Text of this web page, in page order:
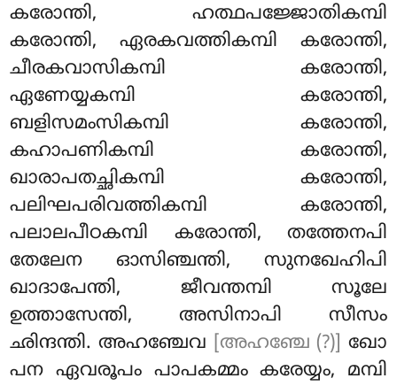
കരോന്തി, ഹത്ഥപജ്ജോതികമ്പി
കരോന്തി, ഏരകവത്തികമ്പി കരോന്തി,
ചീരകവാസികമ്പി കരോന്തി,
ഏണേയ്യകമ്പി കരോന്തി,
ബളിസമംസികമ്പി കരോന്തി,
കഹാപണികമ്പി കരോന്തി,
ഖാരാപതച്ഛികമ്പി കരോന്തി,
പലിഘപരിവത്തികമ്പി കരോന്തി,
പലാലപീഠകമ്പി കരോന്തി, തത്തേനപി
തേലേന ഓസിഞ്ചന്തി, സുനഖേഹിപി
ഖാദാപേന്തി, ജീവന്തമ്പി സൂലേ
ഉത്താസേന്തി, അസിനാപി സീസം
ഛിന്ദന്തി. അഹഞ്ചേവ
[അഹഞ്ചേ (?)] ഖോ
പന ഏവരൂപം പാപകമ്മം കരേയ്യം, മമ്പി